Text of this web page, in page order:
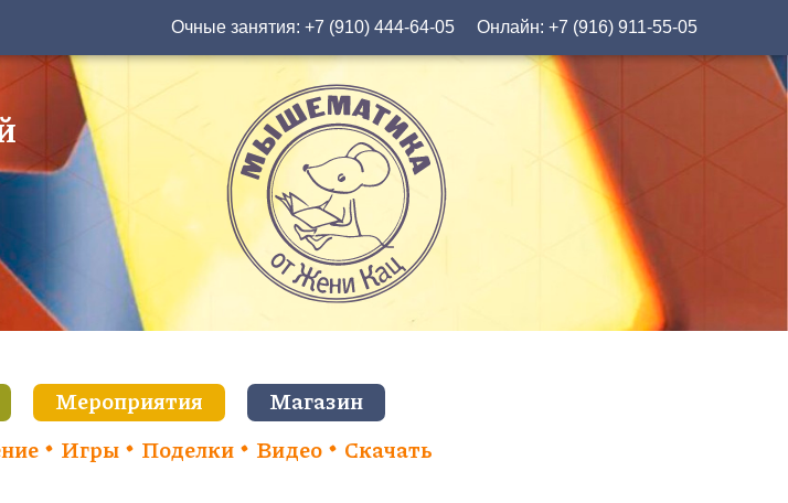
Очные занятия:+7 (910) 444-64-05 Онлайн:+7 (916) 911-55-05
Мероприятия
Магазин
Игры Поделки Видео Скачать